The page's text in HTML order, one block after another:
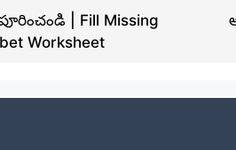
| Fill Missing
Worksheet